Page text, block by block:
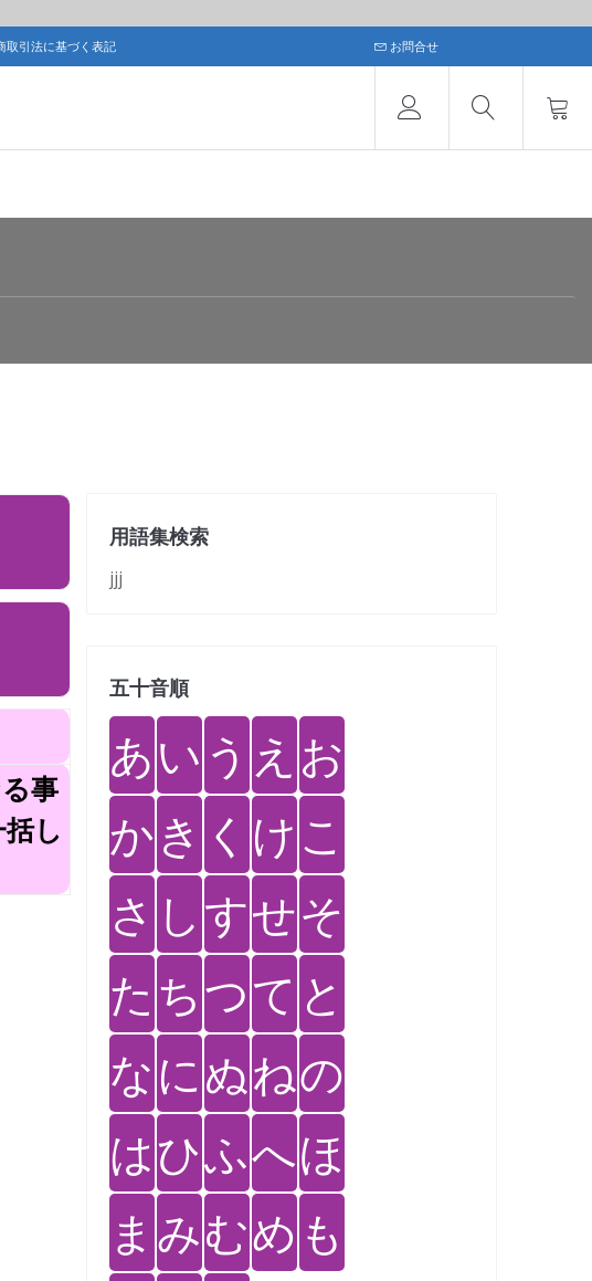
取引法に基づく表記 お問合せ
事
し
用語集検索
jjj
五十音順
あい う え お
かき く けこ
さ しすせそ
た ちつて と
なにぬねの
はひふへほ
ま みむめ も